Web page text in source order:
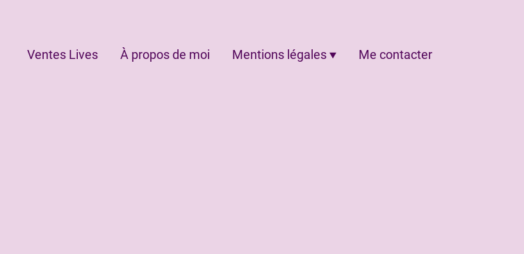
Ventes Lives À propos de moi Mentions légales Me contacter